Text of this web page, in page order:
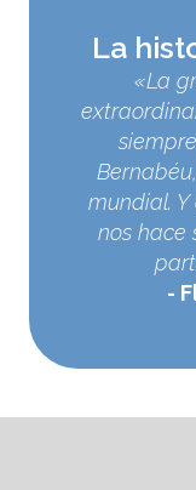
La
«La
mundial.
nos hace